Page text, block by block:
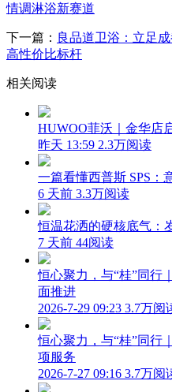
情调淋浴新赛道
下一篇： 良品道卫浴：立足
高性价比标杆
相关阅读
HUWOO菲沃｜金华店
昨天 13:59 2.3万阅读
一篇看懂西普斯 SPS：
6 天前 3.3万阅读
恒温花洒的硬核底气：
7 天前 44阅读
恒心聚力，与“桂”同行
面推进
2026-7-29 09:23 3.7万阅
恒心聚力，与“桂”同行
项服务
2026-7-27 09:16 3.7万阅